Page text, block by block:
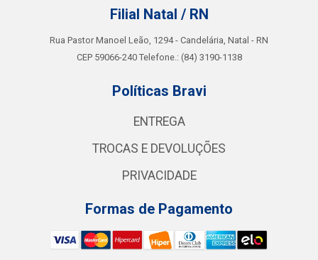
Filial Natal / RN
Rua Pastor Manoel Leão, 1294 - Candelária, Natal - RN
CEP 59066-240 Telefone.: (84) 3190-1138
Políticas Bravi
ENTREGA
TROCAS E DEVOLUÇÕES
PRIVACIDADE
Formas de Pagamento